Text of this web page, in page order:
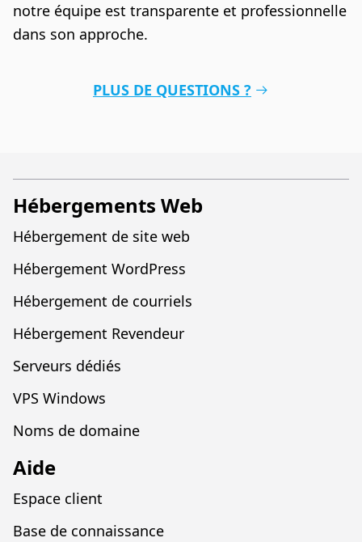
notre équipe est transparente et professionnelle
dans son approche.
PLUS DE QUESTIONS ?
Hébergements Web
Hébergement de site web
Hébergement WordPress
Hébergement de courriels
Hébergement Revendeur
Serveurs dédiés
VPS Windows
Noms de domaine
Aide
Espace client
Base de connaissance